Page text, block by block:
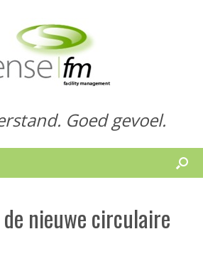
Goed gevoel.
nieuwe circulaire